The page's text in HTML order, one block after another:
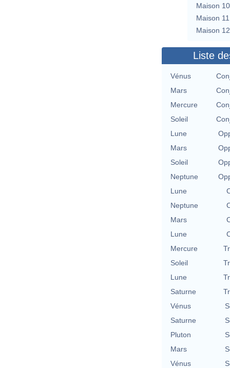
Maison 10
Maison 11
Maison 12
Liste
Vénus
Mars
Mercure
Soleil
Lune
Mars
Soleil
Neptune
Lune
Neptune
Mars
Lune
Mercure
Soleil
Lune
Saturne
Vénus
Saturne
Pluton
Mars
Vénus